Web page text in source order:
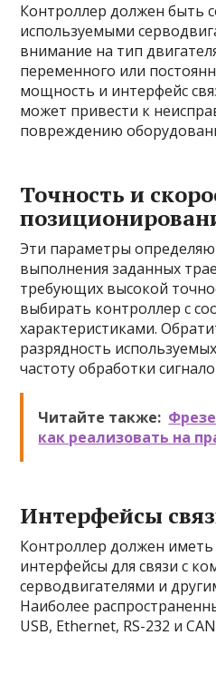
Контроллер должен быть
используемыми
внимание на тип
переменного или
мощность и интерфейс
может привести к
повреждению
Точность и
Эти параметры
выполнения заданных
требующих высокой
выбирать контроллер с
характеристиками.
разрядность
частоту обработки
Читайте также:
как реализовать на
Интерфейсы
Контроллер должен
интерфейсы для связи с
серводвигателями и
Наиболее
USB, Ethernet, RS-232 и